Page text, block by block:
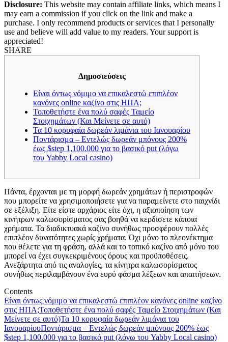
Disclosure: This website may contain affiliate links, which means I
may earn a commission if you click on the link and make a
purchase. I only recommend products or services that I personally
use and believe will add value to my readers. Your support is
appreciated!
SHARE
Δημοσιεύσεις
Είναι όντως νόμιμο να επικαλεστώ επιπλέον
κανόνες online καζίνο στις ΗΠΑ;
Τοποθετήστε ένα πολύ σαφές Ταμείο
Στοιχημάτων (Και Μείνετε σε αυτό)
Τα 10 κορυφαία δωρεάν λιμάνια του Ιανουαρίου
Ποντάρισμα – Εντελώς δωρεάν μπόνους 200%
έως $step 1,100.000 για το βασικό put (λόγω
του Yabby Local casino)
Πάντα, έρχονται με τη μορφή δωρεάν χρημάτων ή περιστροφών
που μπορείτε να χρησιμοποιήσετε για να παραμείνετε στο παιχνίδι
σε εξέλιξη. Είτε είστε αρχάριος είτε όχι, η αξιοποίηση των
κινήτρων καλωσορίσματος σας βοηθά να κερδίσετε κάποια
χρήματα. Τα διαδικτυακά καζίνο συνήθως προσφέρουν πολλές
επιπλέον δυνατότητες χωρίς χρήματα. Όχι μόνο το πλεονέκτημα
που θέλετε για τη φράση, αλλά και το τοπικό καζίνο από μόνο του
μπορεί να έχει συγκεκριμένους όρους και προϋποθέσεις.
Ανεξάρτητα από τις αναλογίες, τα κίνητρα καλωσορίσματος
συνήθως περιλαμβάνουν ένα ευρύ φάσμα λέξεων και απαιτήσεων.
Contents
Είναι όντως νόμιμο να επικαλεστώ επιπλέον κανόνες online καζίνο
στις ΗΠΑ;Τοποθετήστε ένα πολύ σαφές Ταμείο Στοιχημάτων (Και
Μείνετε σε αυτό)Τα 10 κορυφαία δωρεάν λιμάνια του
ΙανουαρίουΠοντάρισμα – Εντελώς δωρεάν μπόνους 200% έως
$step 1,100.000 για το βασικό put (λόγω του Yabby Local casino)